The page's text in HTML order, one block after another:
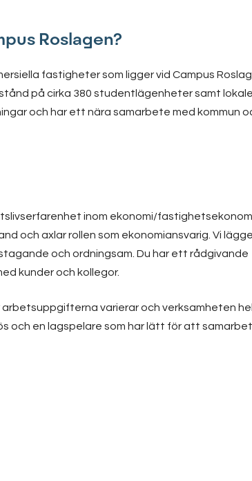
Roslagen?
fastigheter som ligger vid Campus
på cirka 380 studentlägenheter samt
och har ett nära samarbete med kommun
inom ekonomi/
och axlar rollen som ekonomiansvarig. Vi
och ordningsam. Du har ett rådgivande
kunder och kollegor.
varierar och verksamheten
och en lagspelare som har lätt för att